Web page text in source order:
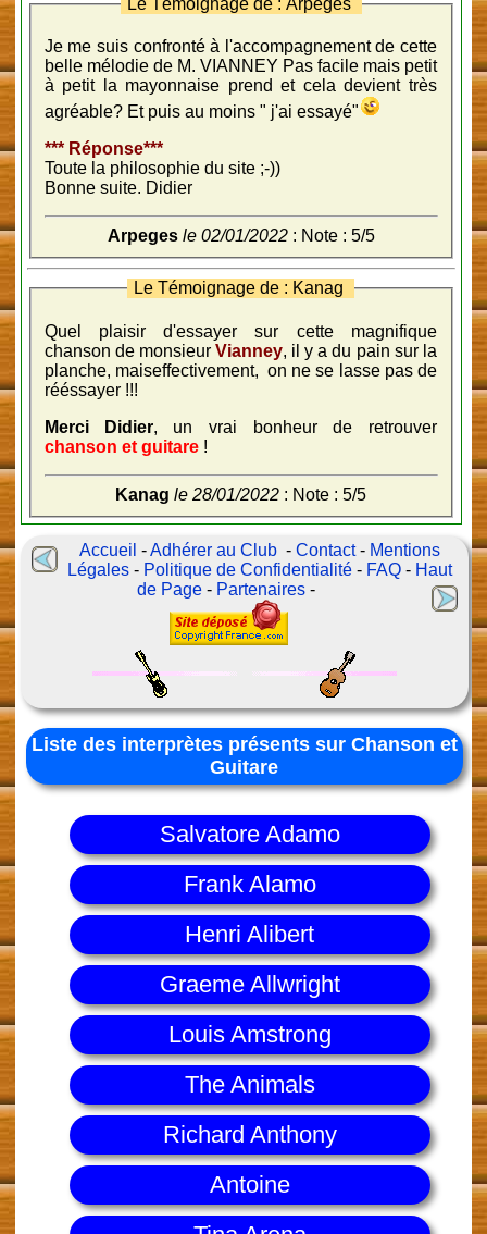
Je me suis confronté à l'accompagnement de cette
belle mélodie de M. VIANNEY Pas facile mais petit
à petit la mayonnaise prend et cela devient très
agréable? Et puis au moins " j'ai essayé"
*** Réponse***
Toute la philosophie du site ;-))
Bonne suite. Didier
Arpeges le 02/01/2022: Note : 5/5
Le Témoignage de : Kanag
Quel plaisir d'essayer sur cette magnifique
chanson de monsieur Vianney, il y a du pain sur la
planche, maiseffectivement, on ne se lasse pas de
rééssayer !!!
Merci Didier, un vrai bonheur de retrouver
chanson et guitare!
Kanag le 28/01/2022 : Note : 5/5
Accueil -Adhérer au Club -Contact- Mentions
Légales - Politique de Confidentialité - FAQ - Haut
de Page - Partenaires -
Liste des interprètes présents sur Chanson et
Guitare
Salvatore Adamo
Frank Alamo
Henri Alibert
Graeme Allwright
Louis Amstrong
The Animals
Richard Anthony
Antoine